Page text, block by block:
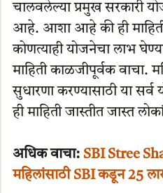
चालवलेल्या प्रमुख सरकारी
आहे. आशा आहे की ही
कोणत्याही योजनेचा लाभ
माहिती काळजीपूर्वक वाचा.
सुधारणा करण्यासाठी या सर्व
ही माहिती जास्तीत जास्त
अधिक वाचा: SBI Stree
महिलांसाठी SBI कडून 25